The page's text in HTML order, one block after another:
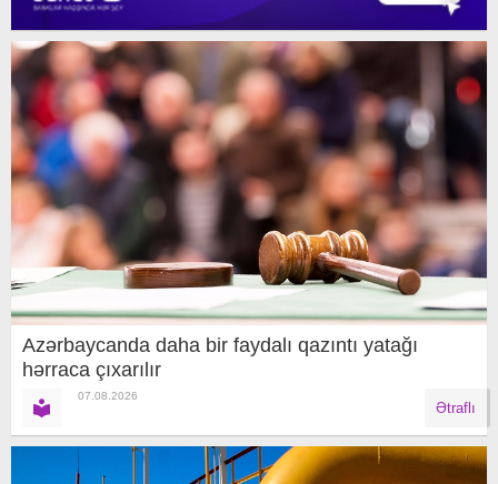
Azərbaycanda daha bir faydalı qazıntı yatağı
hərraca çıxarılır
07.08.2026
Ətraflı